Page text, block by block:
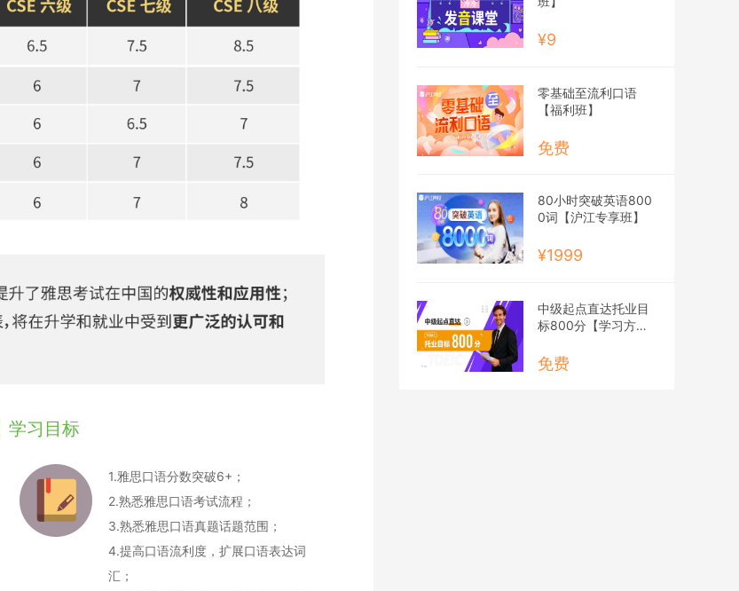
学习目标
1.雅思口语分数突破6+；
2.熟悉雅思口语考试流程；
3.熟悉雅思口语真题话题范围；
4.提高口语流利度，扩展口语表达词
汇；
¥9
零基础至流利口语
【福利班】
免费
80小时突破英语800
0词【沪江专享班】
¥1999
中级起点直达托业目
标800分【学习方案
免费